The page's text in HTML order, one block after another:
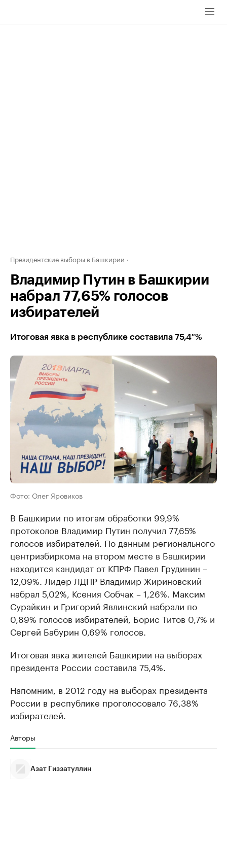
Президентские выборы в Башкирии
Владимир Путин в Башкирии
набрал 77,65% голосов
избирателей
Итоговая явка в республике составила 75,4 %
Фото: Олег Яровиков
В Башкирии по итогам обработки 99,9%
протоколов Владимир Путин получил 77,65%
голосов избирателей. По данным регионального
центризбиркома на втором месте в Башкирии
находится кандидат от КПРФ Павел Грудинин –
12,09%. Лидер ЛДПР Владимир Жириновский
набрал 5,02%, Ксения Собчак – 1,26%. Максим
Сурайкин и Григорий Явлинский набрали по
0,89% голосов избирателей, Борис Титов 0,7% и
Сергей Бабурин 0,69% голосов.
Итоговая явка жителей Башкирии на выборах
президента России составила 75,4%.
Напомним, в 2012 году на выборах президента
России в республике проголосовало 76,38%
избирателей.
Авторы
Азат Гиззатуллин